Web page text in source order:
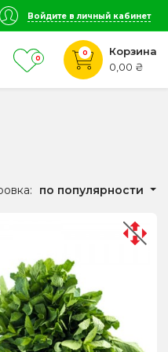
Войдите в личный кабинет
0
0
Корзина
0,00 ₴
по популярности